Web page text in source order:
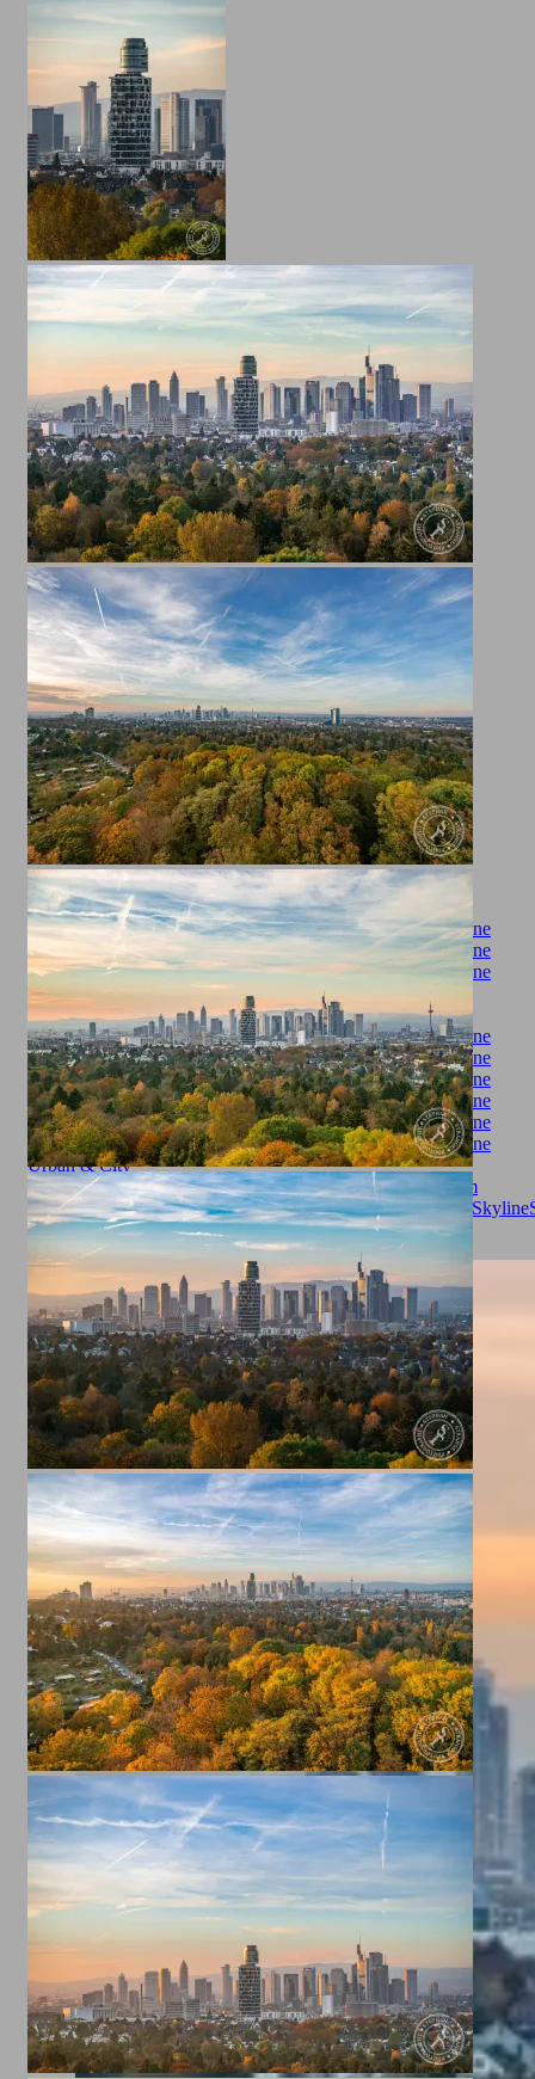
Urban & City
AutumncityscapeCitytripCityviewfallFrankfurtFrankfurt am
MainGoetheturmGötheturmGroßstadtherbstSachsenhausenSkyline
Landscape